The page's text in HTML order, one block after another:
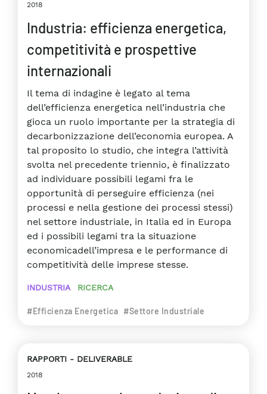
2018
Industria: efficienza energetica,
competitività e prospettive
internazionali
Il tema di indagine è legato al tema
dell’efficienza energetica nell’industria che
gioca un ruolo importante per la strategia di
decarbonizzazione dell’economia europea. A
tal proposito lo studio, che integra l’attività
svolta nel precedente triennio, è finalizzato
ad individuare possibili legami fra le
opportunità di perseguire efficienza (nei
processi e nella gestione dei processi stessi)
nel settore industriale, in Italia ed in Europa
ed i possibili legami tra la situazione
economicadell’impresa e le performance di
competitività delle imprese stesse.
INDUSTRIA RICERCA
#Efficienza Energetica #Settore Industriale
RAPPORTI DELIVERABLE
2018